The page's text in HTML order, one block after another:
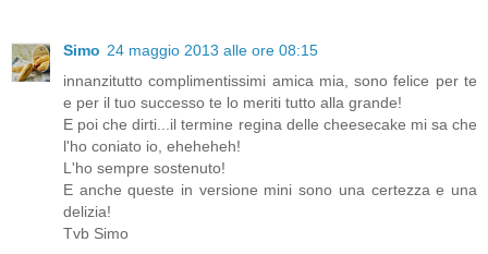
Simo 24 maggio 2013 alle ore 08:15
innanzitutto complimentissimi amica mia, sono felice per te
e per il tuo successo te lo meriti tutto alla grande!
E poi che dirti...il termine regina delle cheesecake mi sa che
l'ho coniato io, eheheheh!
L'ho sempre sostenuto!
E anche queste in versione mini sono una certezza e una
delizia!
Tvb Simo